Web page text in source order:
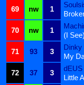
69
nw 1
70
nw 1
(I
71
93 3
Dinky
My
72
37 3
dEUS
Little